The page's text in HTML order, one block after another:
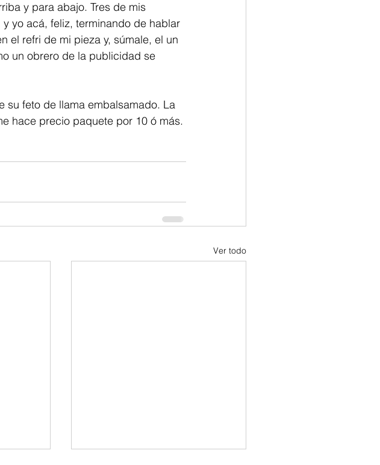
y para abajo. Tres de mis
yo acá, feliz, terminando de hablar
el refri de mi pieza y, súmale, el un
un obrero de la publicidad se
su feto de llama embalsamado. La
hace precio paquete por 10 ó más.
Ver todo